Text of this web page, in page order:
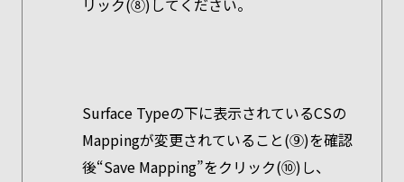
リック(⑧)してください。
Surface Typeの下に表示されているCSの
Mappingが変更されていること(⑨)を確認
後“Save Mapping”をクリック(⑩)し、